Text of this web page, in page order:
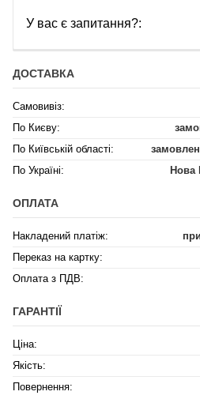
У вас є запитання?:
ДОСТАВКА
Самовивіз:
По Києву:
По Київській області:
По Україні:
Нова
ОПЛАТА
Накладений платіж:
Переказ на картку:
Оплата з ПДВ:
ГАРАНТІЇ
Ціна:
Якість:
Повернення: